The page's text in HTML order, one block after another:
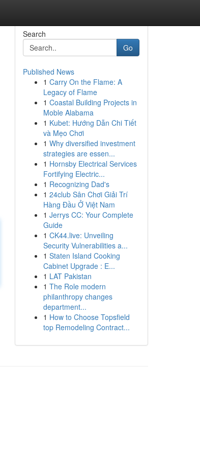
Search
Go
Published News
1 Carry On the Flame: A
Legacy of Flame
1 Coastal Building Projects in
Moble Alabama
1 Kubet: Hướng Dẫn Chi Tiết
và Mẹo Chơi
1 Why diversified investment
strategies are essen...
1 Hornsby Electrical Services
Fortifying Electric...
1 Recognizing Dad's
1 24club Sân Chơi Giải Trí
Hàng Đầu Ở Việt Nam
1 Jerrys CC: Your Complete
Guide
1 CK44.live: Unveiling
Security Vulnerabilities a...
1 Staten Island Cooking
Cabinet Upgrade : E...
1 LAT Pakistan
1 The Role modern
philanthropy changes
department...
1 How to Choose Topsfield
top Remodeling Contract...